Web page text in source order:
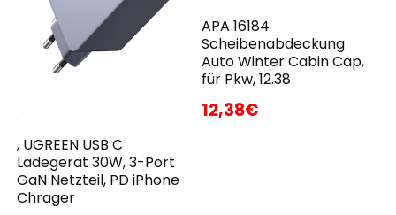
, UGREEN USB C
Ladegerät 30W, 3-Port
GaN Netzteil, PD iPhone
Chrager
APA 16184
Scheibenabdeckung
Auto Winter Cabin Cap,
für Pkw, 12.38
12,38€